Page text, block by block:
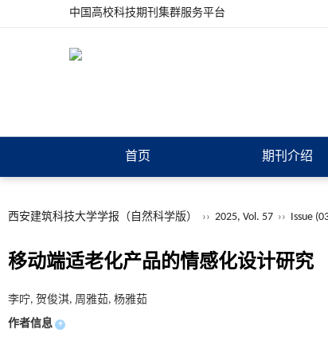
中国高校科技期刊集群服务平台
首页 期刊介绍
西安建筑科技大学学报（自然科学版） ›› 2025, Vol. 57 ›› Issue
移动端适老化产品的情感化设计研究
李咛, 贺俊淇, 周雅茹, 杨雅茹
作者信息 +